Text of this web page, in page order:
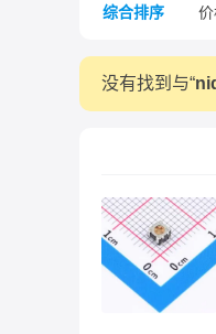
综合排序
没有找到与“